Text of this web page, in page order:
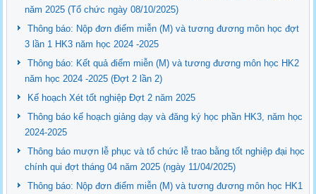
năm 2025 (Tổ chức ngày 08/10/2025)
Thông báo: Nộp đơn điểm miễn (M) và tương đương môn học đợt
3 lần 1 HK3 năm học 2024 -2025
Thông báo: Kết quả điểm miễn (M) và tương đương môn học HK2
năm học 2024 -2025 (Đợt 2 lần 2)
Kế hoạch Xét tốt nghiệp Đợt 2 năm 2025
Thông báo kế hoạch giảng dạy và đăng ký học phần HK3, năm học
2024-2025
Thông báo mượn lễ phục và tổ chức lễ trao bằng tốt nghiệp đại học
chính qui đợt tháng 04 năm 2025 (ngày 11/04/2025)
Thông báo: Nộp đơn điểm miễn (M) và tương đương môn học HK1